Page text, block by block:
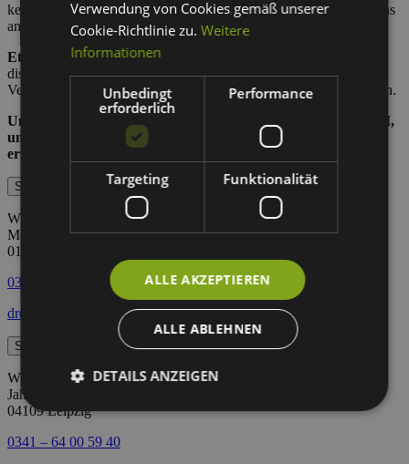
keine entsprechende vertragliche Grundlage besteht, und halten uns
an die geltenden Datenschutzvorgaben.
Ethische Verantwortung.
diskriminierungsfreien KI-Einsatz und arbeiten aktiv daran,
Verzerrungen (Bias) in Ergebnissen zu erkennen und zu vermeiden.
Und so trifft bei WEBneo solides Handwerk auf innovative KI,
um die bestmöglichen Ergebnisse für unsere Kunden zu
erschaffen!
Standort Dresden
WEBneo GmbH
Messering 19
01067 Dresden
0351 – 44 00 44 22
dresden@webneo.de
Standort Leipzig
WEBneo GmbH
Jahnallee 14
04109 Leipzig
0341 – 64 00 59 40
Verwendung von Cookies gemäß unserer
Cookie-Richtlinie zu.Weitere
Informationen
Unbedingt
erforderlich
Performance
Targeting Funktionalität
ALLE AKZEPTIEREN
ALLE ABLEHNEN
DETAILS ANZEIGEN